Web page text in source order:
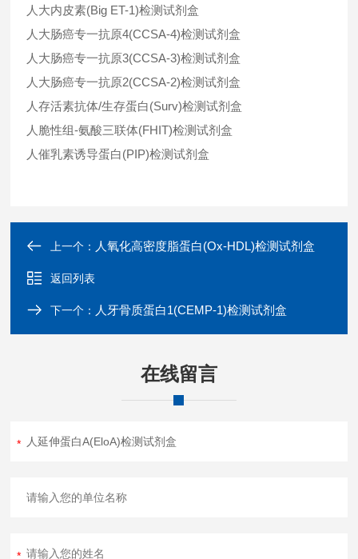
人大内皮素(Big ET-1)检测试剂盒
人大肠癌专一抗原4(CCSA-4)检测试剂盒
人大肠癌专一抗原3(CCSA-3)检测试剂盒
人大肠癌专一抗原2(CCSA-2)检测试剂盒
人存活素抗体/生存蛋白(Surv)检测试剂盒
人脆性组-氨酸三联体(FHIT)检测试剂盒
人催乳素诱导蛋白(PIP)检测试剂盒
上一个： 人氧化高密度脂蛋白(Ox-HDL)检测试剂盒
返回列表
下一个： 人牙骨质蛋白1(CEMP-1)检测试剂盒
在线留言